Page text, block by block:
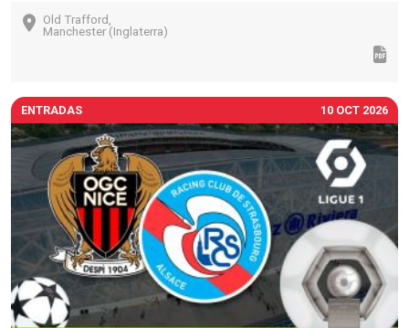
Old Trafford,
Manchester (Inglaterra)
ENTRADAS 10 OCT 2026